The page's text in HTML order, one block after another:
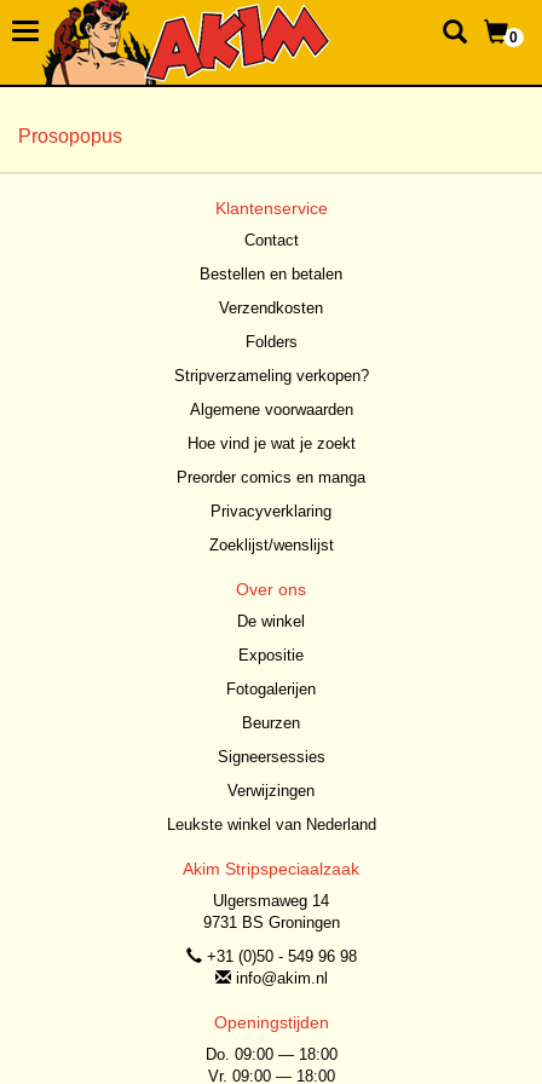
0
Prosopopus
Klantenservice
Contact
Bestellen en betalen
Verzendkosten
Folders
Stripverzameling verkopen?
Algemene voorwaarden
Hoe vind je wat je zoekt
Preorder comics en manga
Privacyverklaring
Zoeklijst/wenslijst
Over ons
De winkel
Expositie
Fotogalerijen
Beurzen
Signeersessies
Verwijzingen
Leukste winkel van Nederland
Akim Stripspeciaalzaak
Ulgersmaweg 14
9731 BS Groningen
+31 (0)50 - 549 96 98
info@akim.nl
Openingstijden
Do. 09:00 — 18:00
Vr. 09:00 — 18:00